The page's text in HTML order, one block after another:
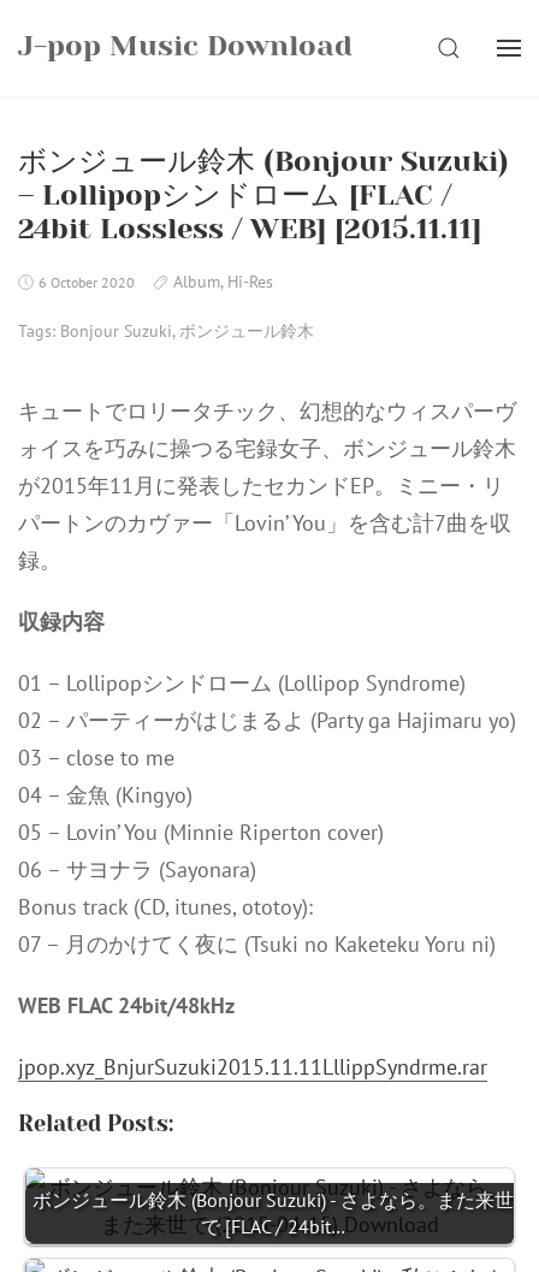
J-pop Music Download SEARCH
ボンジュール鈴木 (Bonjour Suzuki)
– Lollipopシンドローム [FLAC /
24bit Lossless / WEB] [2015.11.11]
6 October 2020 Album, Hi-Res
Tags: Bonjour Suzuki, ボンジュール鈴木
キュートでロリータチック、幻想的なウィスパーヴ
ォイスを巧みに操つる宅録女子、ボンジュール鈴木
が2015年11月に発表したセカンドEP。ミニー・リ
パートンのカヴァー「Lovin’ You」を含む計7曲を収
録。
収録内容
01 – Lollipopシンドローム (Lollipop Syndrome)
02 – パーティーがはじまるよ (Party ga Hajimaru yo)
03 – close to me
04 – 金魚 (Kingyo)
05 – Lovin’ You (Minnie Riperton cover)
06 – サヨナラ (Sayonara)
Bonus track (CD, itunes, ototoy):
07 – 月のかけてく夜に (Tsuki no Kaketeku Yoru ni)
WEB FLAC 24bit/48kHz
jpop.xyz_BnjurSuzuki2015.11.11LllippSyndrme.rar
Related Posts:
ボンジュール鈴木 (Bonjour Suzuki) - さよなら。また来世
で [FLAC / 24bit…